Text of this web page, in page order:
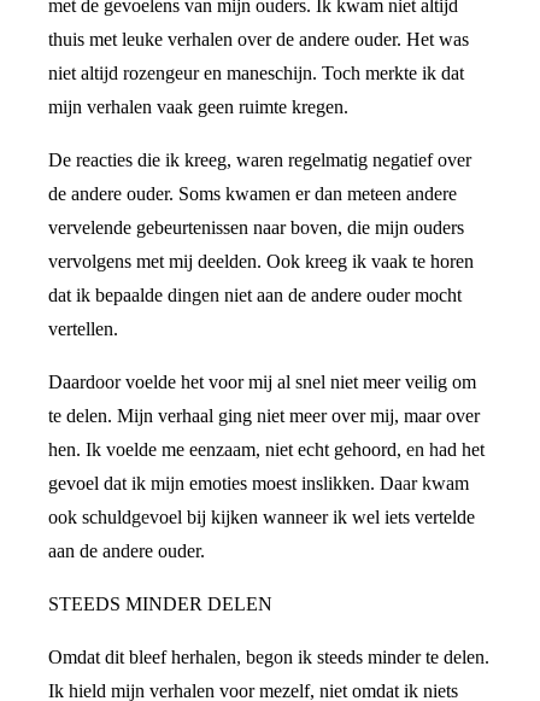
met de gevoelens van mijn ouders. Ik kwam niet altijd
thuis met leuke verhalen over de andere ouder. Het was
niet altijd rozengeur en maneschijn. Toch merkte ik dat
mijn verhalen vaak geen ruimte kregen.
De reacties die ik kreeg, waren regelmatig negatief over
de andere ouder. Soms kwamen er dan meteen andere
vervelende gebeurtenissen naar boven, die mijn ouders
vervolgens met mij deelden. Ook kreeg ik vaak te horen
dat ik bepaalde dingen niet aan de andere ouder mocht
vertellen.
Daardoor voelde het voor mij al snel niet meer veilig om
te delen. Mijn verhaal ging niet meer over mij, maar over
hen. Ik voelde me eenzaam, niet echt gehoord, en had het
gevoel dat ik mijn emoties moest inslikken. Daar kwam
ook schuldgevoel bij kijken wanneer ik wel iets vertelde
aan de andere ouder.
STEEDS MINDER DELEN
Omdat dit bleef herhalen, begon ik steeds minder te delen.
Ik hield mijn verhalen voor mezelf, niet omdat ik niets